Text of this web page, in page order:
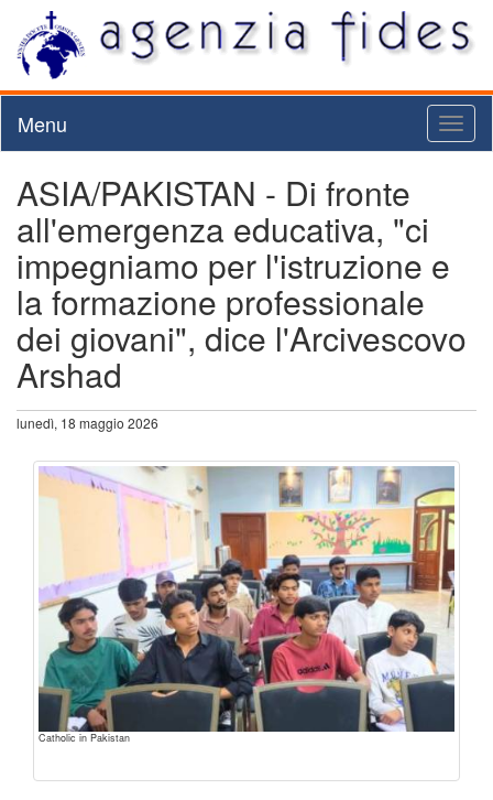
Menu
ASIA/PAKISTAN - Di fronte
all'emergenza educativa, "ci
impegniamo per l'istruzione e
la formazione professionale
dei giovani", dice l'Arcivescovo
Arshad
lunedì, 18 maggio 2026
Catholic in Pakistan